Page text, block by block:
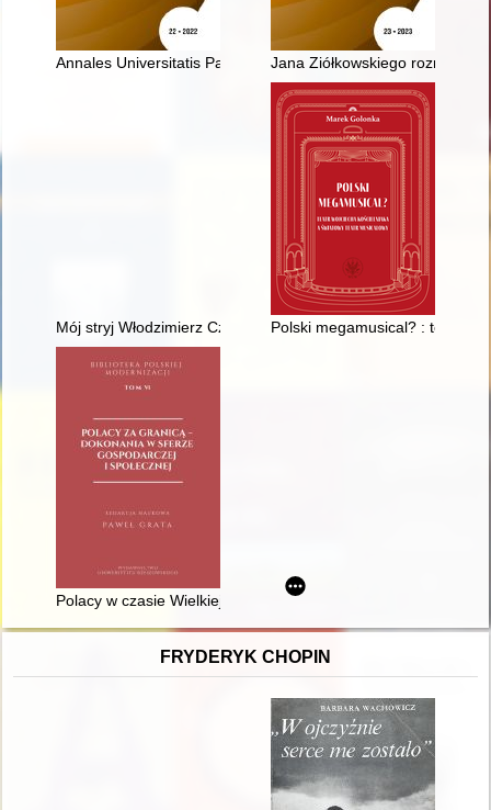
Annales Universitatis Paedagogicae Cracoviensis. [T.] 22
Jana Ziółkowskiego
Mój stryj Włodzimierz CzumakowPolski megamusical? : teatr
Polacy w czasie Wielkiej Emigracji : inżynierowie żelaznych
FRYDERYK CHOPIN